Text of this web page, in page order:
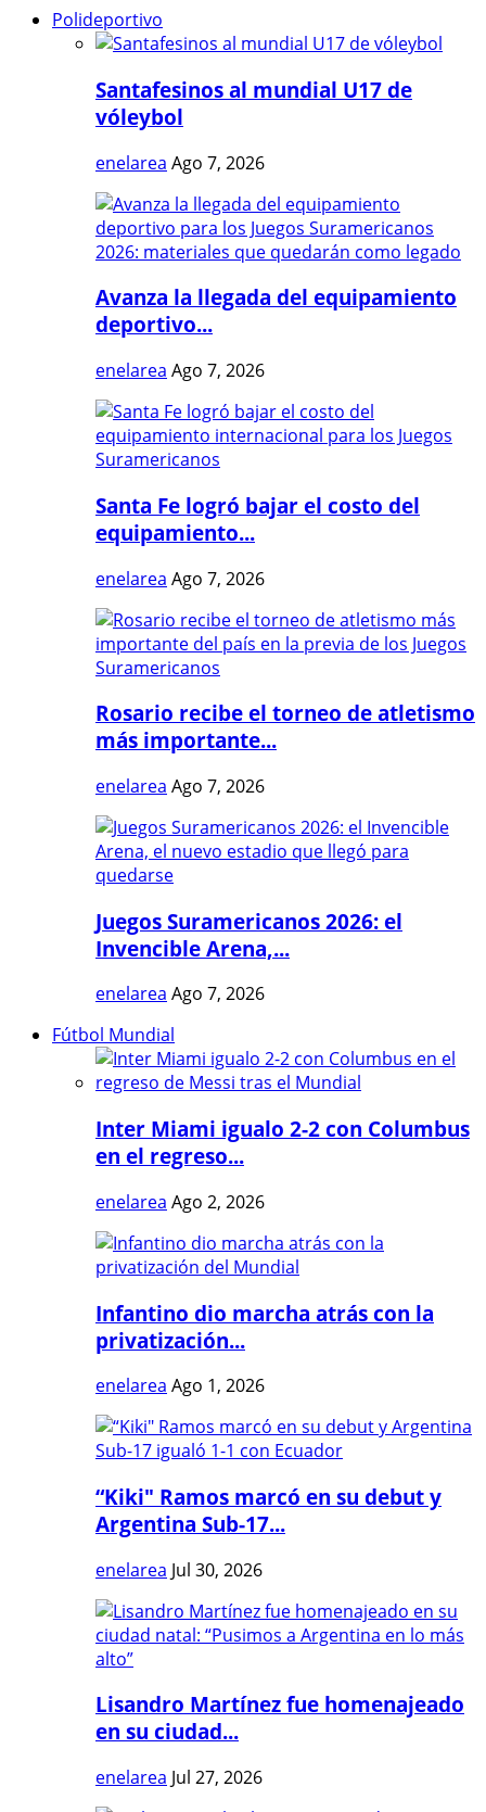
Polideportivo
Santafesinos al mundial U17 de
vóleybol
enelarea Ago 7, 2026
Avanza la llegada del equipamiento
deportivo...
enelarea Ago 7, 2026
Santa Fe logró bajar el costo del
equipamiento...
enelarea Ago 7, 2026
Rosario recibe el torneo de atletismo
más importante...
enelarea Ago 7, 2026
Juegos Suramericanos 2026: el
Invencible Arena,...
enelarea Ago 7, 2026
Fútbol Mundial
Inter Miami igualo 2-2 con Columbus
en el regreso...
enelarea Ago 2, 2026
Infantino dio marcha atrás con la
privatización...
enelarea Ago 1, 2026
“Kiki" Ramos marcó en su debut y
Argentina Sub-17...
enelarea Jul 30, 2026
Lisandro Martínez fue homenajeado
en su ciudad...
enelarea Jul 27, 2026